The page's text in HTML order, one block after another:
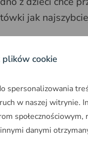
jak
rozwiązaniu,
Prawo
umowa może
w ratach.
porozumienia.
cookie
spersonalizowania
w naszej witrynie.
danymi